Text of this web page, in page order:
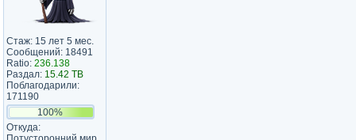
Стаж: 15 лет 5 мес.
Сообщений: 18491
Ratio: 236.138
Раздал: 15.42 TB
Поблагодарили:
171190
100%
Откуда: